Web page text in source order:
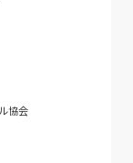
協会